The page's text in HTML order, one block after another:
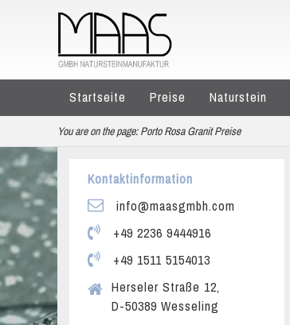
Startseite Preise Naturstein
You are on the page: Porto Rosa Granit Preise
Kontaktinformation
info@maasgmbh.com
+49 2236 9444916
+49 1511 5154013
Herseler Straße 12,
D-50389 Wesseling